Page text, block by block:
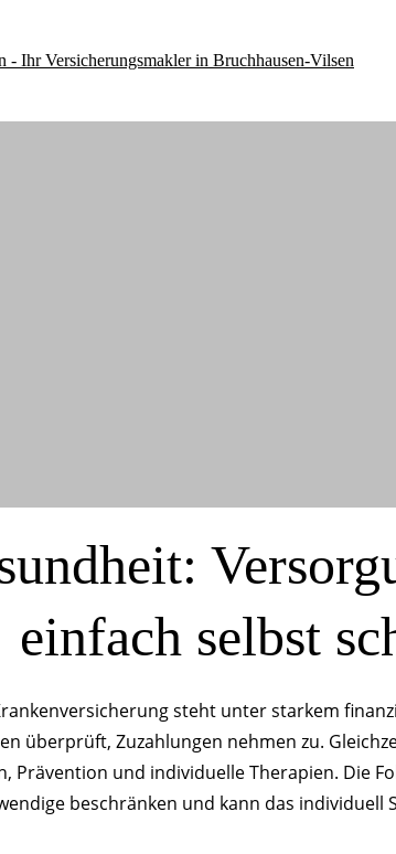
einfach selbst
steht unter starkem
überprüft, Zuzahlungen nehmen zu.
Prävention und individuelle Therapien. Die
beschränken und kann das individuell